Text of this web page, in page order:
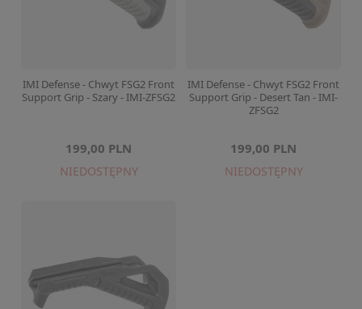
IMI Defense - Chwyt FSG2 Front
Support Grip - Szary - IMI-ZFSG2
199,00 PLN
NIEDOSTĘPNY
IMI Defense - Chwyt FSG2 Front
Support Grip - Desert Tan - IMI-
ZFSG2
199,00 PLN
NIEDOSTĘPNY